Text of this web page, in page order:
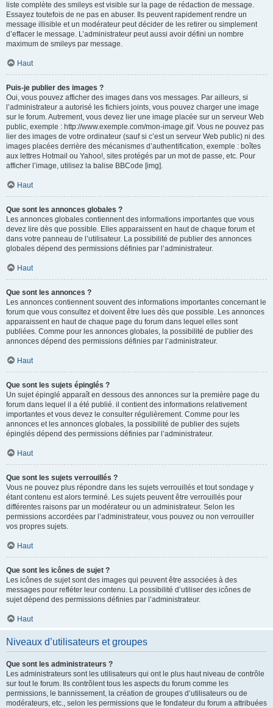
liste complète des smileys est visible sur la page de rédaction de message.
Essayez toutefois de ne pas en abuser. Ils peuvent rapidement rendre un
message illisible et un modérateur peut décider de les retirer ou simplement
d’effacer le message. L’administrateur peut aussi avoir défini un nombre
maximum de smileys par message.
Haut
Puis-je publier des images ?
Oui, vous pouvez afficher des images dans vos messages. Par ailleurs, si
l’administrateur a autorisé les fichiers joints, vous pouvez charger une image
sur le forum. Autrement, vous devez lier une image placée sur un serveur Web
public, exemple : http://www.exemple.com/mon-image.gif. Vous ne pouvez pas
lier des images de votre ordinateur (sauf si c’est un serveur Web public) ni des
images placées derrière des mécanismes d’authentification, exemple : boîtes
aux lettres Hotmail ou Yahoo!, sites protégés par un mot de passe, etc. Pour
afficher l’image, utilisez la balise BBCode [img].
Haut
Que sont les annonces globales ?
Les annonces globales contiennent des informations importantes que vous
devez lire dès que possible. Elles apparaissent en haut de chaque forum et
dans votre panneau de l’utilisateur. La possibilité de publier des annonces
globales dépend des permissions définies par l’administrateur.
Haut
Que sont les annonces ?
Les annonces contiennent souvent des informations importantes concernant le
forum que vous consultez et doivent être lues dès que possible. Les annonces
apparaissent en haut de chaque page du forum dans lequel elles sont
publiées. Comme pour les annonces globales, la possibilité de publier des
annonces dépend des permissions définies par l’administrateur.
Haut
Que sont les sujets épinglés ?
Un sujet épinglé apparaît en dessous des annonces sur la première page du
forum dans lequel il a été publié. il contient des informations relativement
importantes et vous devez le consulter régulièrement. Comme pour les
annonces et les annonces globales, la possibilité de publier des sujets
épinglés dépend des permissions définies par l’administrateur.
Haut
Que sont les sujets verrouillés ?
Vous ne pouvez plus répondre dans les sujets verrouillés et tout sondage y
étant contenu est alors terminé. Les sujets peuvent être verrouillés pour
différentes raisons par un modérateur ou un administrateur. Selon les
permissions accordées par l’administrateur, vous pouvez ou non verrouiller
vos propres sujets.
Haut
Que sont les icônes de sujet ?
Les icônes de sujet sont des images qui peuvent être associées à des
messages pour refléter leur contenu. La possibilité d’utiliser des icônes de
sujet dépend des permissions définies par l’administrateur.
Haut
Niveaux d’utilisateurs et groupes
Que sont les administrateurs ?
Les administrateurs sont les utilisateurs qui ont le plus haut niveau de contrôle
sur tout le forum. Ils contrôlent tous les aspects du forum comme les
permissions, le bannissement, la création de groupes d’utilisateurs ou de
modérateurs, etc., selon les permissions que le fondateur du forum a attribuées